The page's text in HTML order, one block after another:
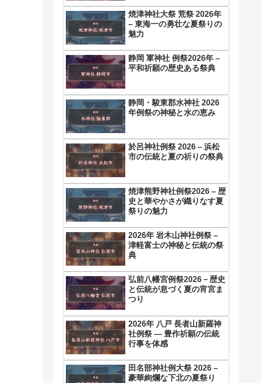
焼津神社大祭 荒祭 2026年
– 東海一の勇壮な夏祭りの
魅力
静岡 軍神社 例祭2026年 –
平和祈願の歴史ある祭典
静岡・駿東郡水神社 2026
年例祭の神秘と水の恵み
於呂神社例祭 2026 – 浜松
市の伝統と夏の祈りの祭典
焼津熊野神社例祭2026 – 歴
史と華やかさが織りなす夏
祭りの魅力
2026年 岩木山神社例祭 –
津軽富士の神秘と伝統の祭
典
弘前八幡宮例祭2026－歴史
と伝統が息づく夏の宵宮ま
つり
2026年 八戸 長者山新羅神
社例祭 ― 豊作祈願の伝統
行事を体感
田名部神社例大祭 2026 –
豪華絢爛な下北の夏祭り